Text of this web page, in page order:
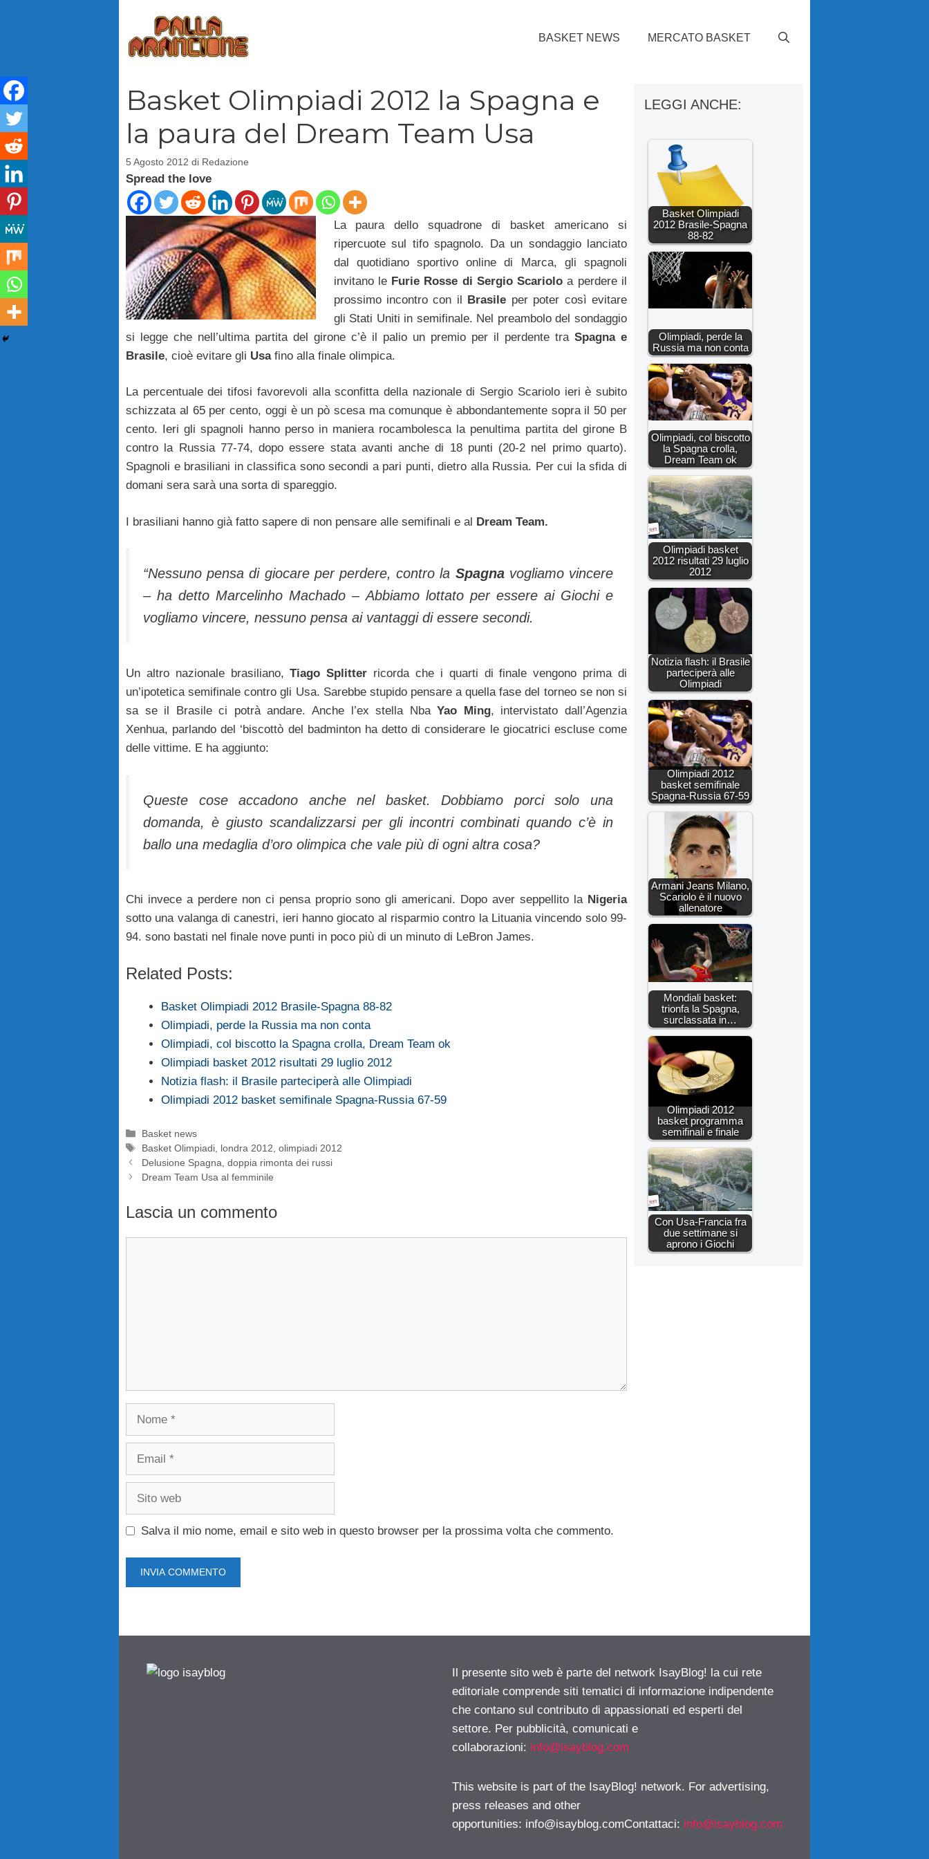
BASKET NEWS MERCATO BASKET
Basket Olimpiadi 2012 la Spagna e
la paura del Dream Team Usa
5 Agosto 2012 di Redazione
Spread the love
La paura dello squadrone di basket americano si
ripercuote sul tifo spagnolo. Da un sondaggio lanciato
dal quotidiano sportivo online di Marca, gli spagnoli
invitano le Furie Rosse di Sergio Scariolo a perdere il
prossimo incontro con il Brasile per poter così evitare
gli Stati Uniti in semifinale. Nel preambolo del sondaggio
si legge che nell’ultima partita del girone c’è il palio un premio per il perdente tra Spagna e
Brasile, cioè evitare gli Usafino alla finale olimpica.
La percentuale dei tifosi favorevoli alla sconfitta della nazionale di Sergio Scariolo ieri è subito
schizzata al 65 per cento, oggi è un pò scesa ma comunque è abbondantemente sopra il 50 per
cento. Ieri gli spagnoli hanno perso in maniera rocambolesca la penultima partita del girone B
contro la Russia 77-74, dopo essere stata avanti anche di 18 punti (20-2 nel primo quarto).
Spagnoli e brasiliani in classifica sono secondi a pari punti, dietro alla Russia. Per cui la sfida di
domani sera sarà una sorta di spareggio.
I brasiliani hanno già fatto sapere di non pensare alle semifinali e al Dream Team.
“Nessuno pensa di giocare per perdere, contro la Spagnavogliamo vincere
– ha detto Marcelinho Machado – Abbiamo lottato per essere ai Giochi e
vogliamo vincere, nessuno pensa ai vantaggi di essere secondi.
Un altro nazionale brasiliano, Tiago Splitter ricorda che i quarti di finale vengono prima di
un’ipotetica semifinale contro gli Usa. Sarebbe stupido pensare a quella fase del torneo se non si
sa se il Brasile ci potrà andare. Anche l’ex stella NbaYao Ming, intervistato dall’Agenzia
Xenhua, parlando del ‘biscottò del badminton ha detto di considerare le giocatrici escluse come
delle vittime. E ha aggiunto:
Queste cose accadono anche nel basket. Dobbiamo porci solo una
domanda, è giusto scandalizzarsi per gli incontri combinati quando c’è in
ballo una medaglia d’oro olimpica che vale più di ogni altra cosa?
Chi invece a perdere non ci pensa proprio sono gli americani. Dopo aver seppellito la Nigeria
sotto una valanga di canestri, ieri hanno giocato al risparmio contro la Lituania vincendo solo 99-
94. sono bastati nel finale nove punti in poco più di un minuto di LeBron James.
Related Posts:
Basket Olimpiadi 2012 Brasile-Spagna 88-82
Olimpiadi, perde la Russia ma non conta
Olimpiadi, col biscotto la Spagna crolla, Dream Team ok
Olimpiadi basket 2012 risultati 29 luglio 2012
Notizia flash: il Brasile parteciperà alle Olimpiadi
Olimpiadi 2012 basket semifinale Spagna-Russia 67-59
Categorie
Basket news
Tag
Basket Olimpiadi londra 2012 ,olimpiadi 2012
Delusione Spagna, doppia rimonta dei russi
Dream Team Usa al femminile
Lascia un commento
Salva il mio nome, email e sito web in questo browser per la prossima volta che commento.
LEGGI ANCHE:
Basket Olimpiadi
2012 Brasile-Spagna
88-82
Olimpiadi, perde la
Russia ma non conta
Olimpiadi, col biscotto
la Spagna crolla,
Dream Team ok
Olimpiadi basket
2012 risultati 29 luglio
2012
Notizia flash: il Brasile
parteciperà alle
Olimpiadi
Olimpiadi 2012
basket semifinale
Spagna-Russia 67-59
Armani Jeans Milano,
Scariolo è il nuovo
allenatore
Mondiali basket:
trionfa la Spagna,
surclassata in…
Olimpiadi 2012
basket programma
semifinali e finale
Con Usa-Francia fra
due settimane si
aprono i Giochi
Il presente sito web è parte del network IsayBlog! la cui rete
editoriale comprende siti tematici di informazione indipendente
che contano sul contributo di appassionati ed esperti del
settore. Per pubblicità, comunicati e
collaborazioni: info@isayblog.com
This website is part of the IsayBlog! network. For advertising,
press releases and other
opportunities: info@isayblog.comContattaci: info@isayblog.com